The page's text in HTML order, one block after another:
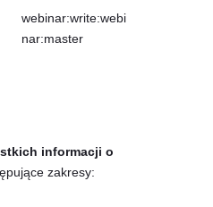
webinar:write:webi
nar:master
informacji o
zakresy: